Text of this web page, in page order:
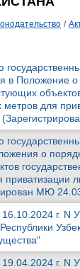
/
в Положение
для
о
МЮ
16.10.2024 г.
19.04.2024 г.